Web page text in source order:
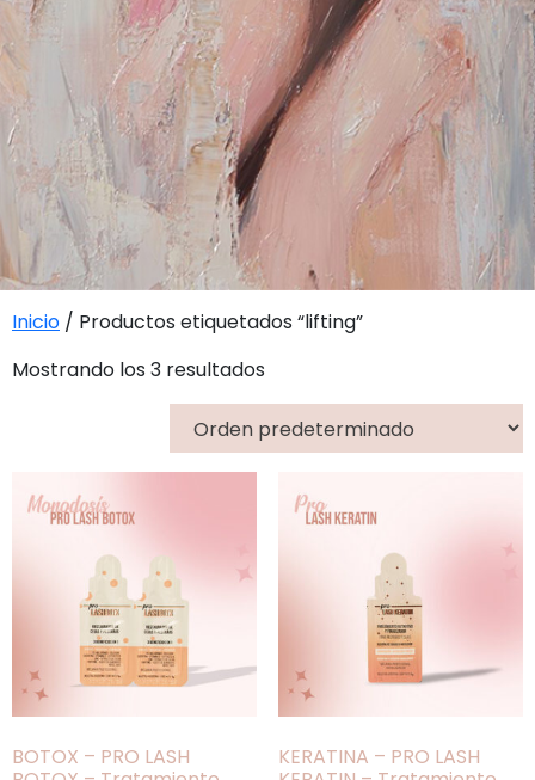
Inicio / Productos etiquetados “lifting”
Mostrando los 3 resultados
BOTOX – PRO LASH
KERATINA – PRO LASH